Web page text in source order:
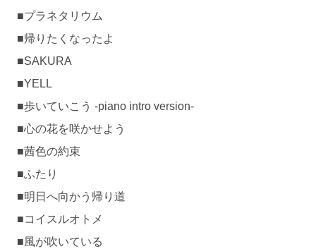
■プラネタリウム
■帰りたくなったよ
■SAKURA
■YELL
■歩いていこう -piano intro version-
■心の花を咲かせよう
■茜色の約束
■ふたり
■明日へ向かう帰り道
■コイスルオトメ
■風が吹いている